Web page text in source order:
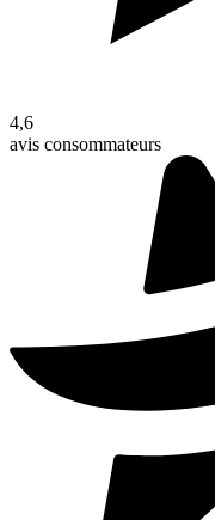
4,6
avis consommateurs